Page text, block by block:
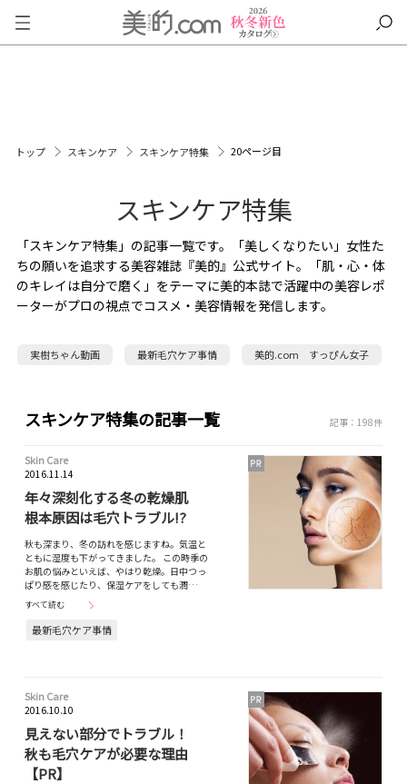
トップ スキンケア スキンケア特集 20ページ目
スキンケア特集
「スキンケア特集」の記事一覧です。「美しくなりたい」女性た
ちの願いを追求する美容雑誌『美的』公式サイト。「肌・心・体
のキレイは自分で磨く」をテーマに美的本誌で活躍中の美容レポ
ーターがプロの視点でコスメ・美容情報を発信します。
実樹ちゃん動画 最新毛穴ケア事情 美的.com すっぴん女子
スキンケア特集の記事一覧 記事：198件
Skin Care
2016.11.14
年々深刻化する冬の乾燥肌
根本原因は毛穴トラブル!?
秋も深まり、冬の訪れを感じますね。気温と
ともに湿度も下がってきました。 この時季の
お肌の悩みといえば、やはり乾燥。日中つっ
ぱり感を感じたり、保湿ケアをしても潤…
すべて読む
最新毛穴ケア事情
Skin Care
2016.10.10
見えない部分でトラブル！
秋も毛穴ケアが必要な理由
【PR】